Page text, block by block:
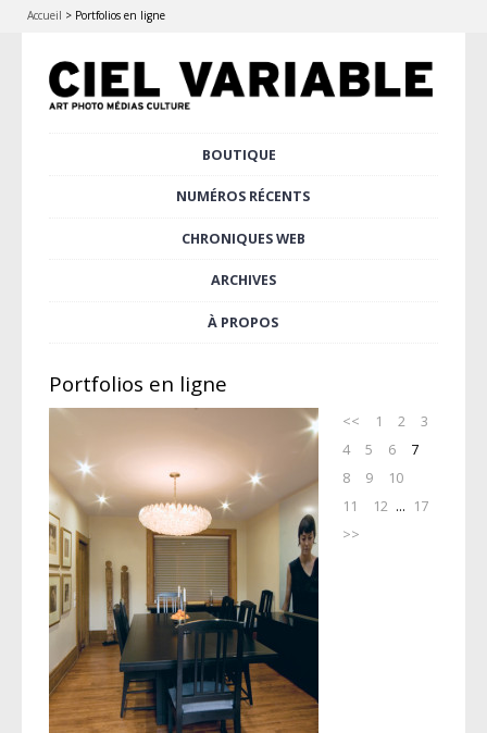
Accueil > Portfolios en ligne
Menu principal
BOUTIQUE
NUMÉROS RÉCENTS
CHRONIQUES WEB
ARCHIVES
À PROPOS
Portfolios en ligne
<< 1 2
3
4
5 6
7
8
9
10
11
12 ... 17
>>